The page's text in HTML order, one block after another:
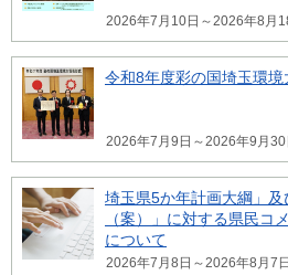
2026年7月10日～2026年8月
令和8年度彩の国埼玉環境
2026年7月9日～2026年9月30
埼玉県5か年計画大綱」
（案）」に対する県民コ
について
2026年7月8日～2026年8月7日